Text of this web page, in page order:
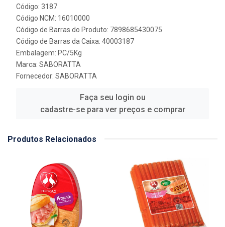
Código: 3187
Código NCM: 16010000
Código de Barras do Produto: 7898685430075
Código de Barras da Caixa: 40003187
Embalagem: PC/5Kg
Marca: SABORATTA
Fornecedor: SABORATTA
Faça seu login ou
cadastre-se para ver preços e comprar
Produtos Relacionados